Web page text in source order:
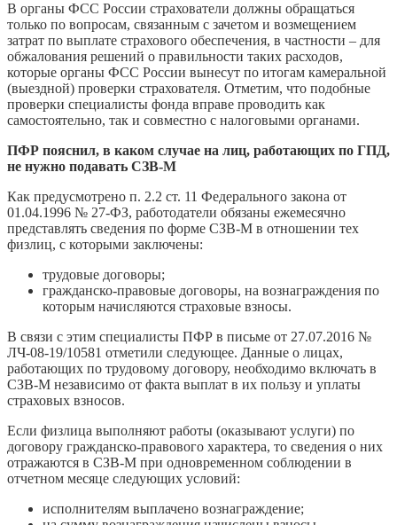
В органы ФСС России страхователи должны обращаться
только по вопросам, связанным с зачетом и возмещением
затрат по выплате страхового обеспечения, в частности – для
обжалования решений о правильности таких расходов,
которые органы ФСС России вынесут по итогам камеральной
(выездной) проверки страхователя. Отметим, что подобные
проверки специалисты фонда вправе проводить как
самостоятельно, так и совместно с налоговыми органами.
ПФР пояснил, в каком случае на лиц, работающих по ГПД,
не нужно подавать СЗВ-М
Как предусмотрено п. 2.2 ст. 11 Федерального закона от
01.04.1996 № 27-ФЗ, работодатели обязаны ежемесячно
представлять сведения по форме СЗВ-М в отношении тех
физлиц, с которыми заключены:
трудовые договоры;
гражданско-правовые договоры, на вознаграждения по
которым начисляются страховые взносы.
В связи с этим специалисты ПФР в письме от 27.07.2016 №
ЛЧ-08-19/10581 отметили следующее. Данные о лицах,
работающих по трудовому договору, необходимо включать в
СЗВ-М независимо от факта выплат в их пользу и уплаты
страховых взносов.
Если физлица выполняют работы (оказывают услуги) по
договору гражданско-правового характера, то сведения о них
отражаются в СЗВ-М при одновременном соблюдении в
отчетном месяце следующих условий:
исполнителям выплачено вознаграждение;